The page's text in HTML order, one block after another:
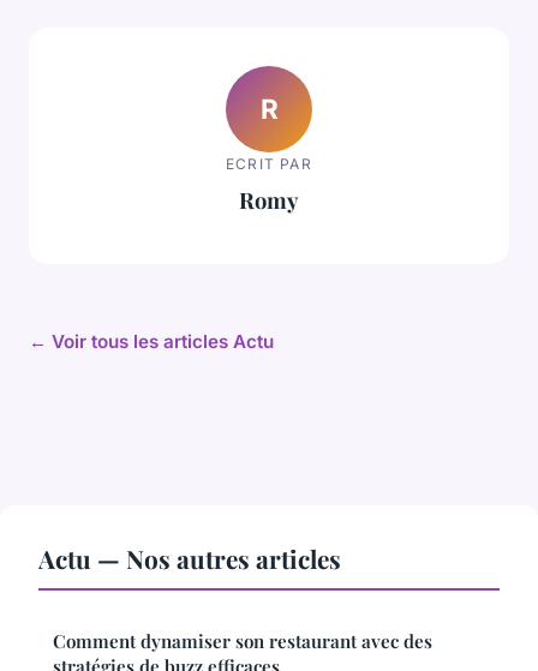
R
ECRIT PAR
Romy
← Voir tous les articles Actu
Actu — Nos autres articles
Comment dynamiser son restaurant avec des